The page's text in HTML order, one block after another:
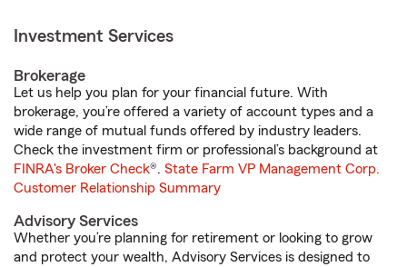
Investment Services
Brokerage
Let us help you plan for your financial future. With
brokerage, you’re offered a variety of account types and a
wide range of mutual funds offered by industry leaders.
Check the investment firm or professional’s background at
FINRA's Broker Check®. State Farm VP Management Corp.
Customer Relationship Summary
Advisory Services
Whether you’re planning for retirement or looking to grow
and protect your wealth, Advisory Services is designed to